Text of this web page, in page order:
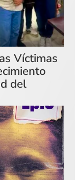
Víctimas
del